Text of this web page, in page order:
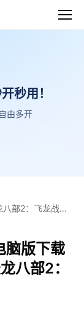
秒用！
由多开
八部2：飞龙战天
2：飞龙战天攻略
脑版下载
八部2：